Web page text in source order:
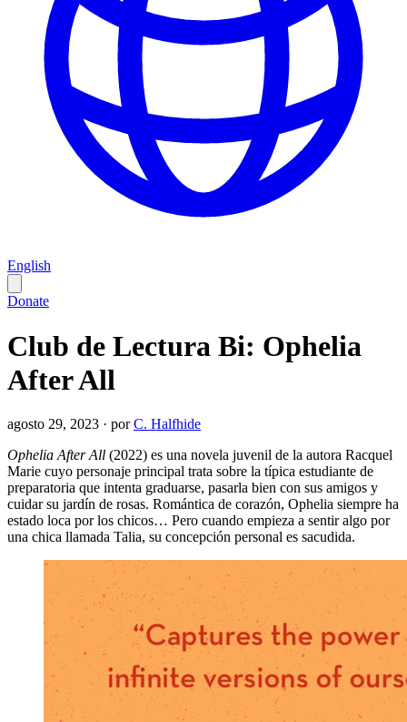
English
Donate
Club de Lectura Bi: Ophelia
After All
agosto 29, 2023 · porC. Halfhide
Ophelia After All (2022) es una novela juvenil de la autora Racquel
Marie cuyo personaje principal trata sobre la típica estudiante de
preparatoria que intenta graduarse, pasarla bien con sus amigos y
cuidar su jardín de rosas. Romántica de corazón, Ophelia siempre ha
estado loca por los chicos… Pero cuando empieza a sentir algo por
una chica llamada Talia, su concepción personal es sacudida.